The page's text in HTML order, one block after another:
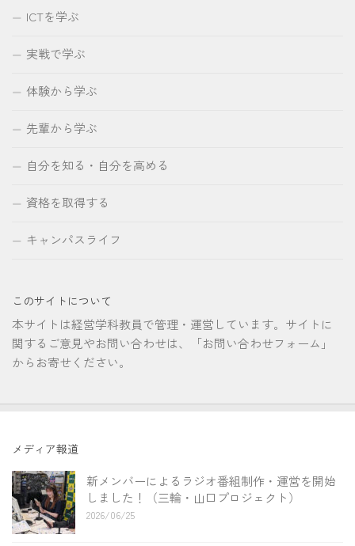
ICTを学ぶ
実戦で学ぶ
体験から学ぶ
先輩から学ぶ
自分を知る・自分を高める
資格を取得する
キャンパスライフ
このサイトについて
本サイトは経営学科教員で管理・運営しています。サイトに
関するご意見やお問い合わせは、「お問い合わせフォーム」
からお寄せください。
メディア報道
新メンバーによるラジオ番組制作・運営を開始
しました！（三輪・山口プロジェクト）
2026/06/25